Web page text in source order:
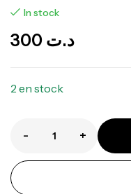
In stock
د.ت
2 en stock
- +